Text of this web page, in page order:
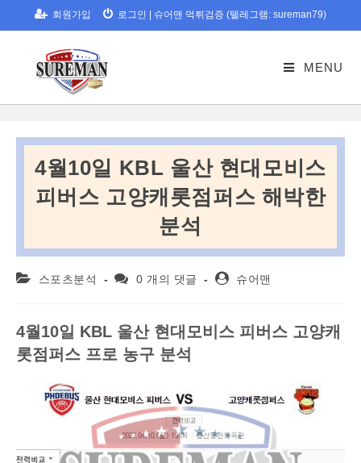
to
회원가입 로그인 슈어맨 먹튀검증 (텔레그램: sureman79)
MENU
4월10일 KBL 울산 현대모비스
피버스 고양캐롯점퍼스 해박한
분석
Post 스포츠분석
Post0 개의 댓글
Post슈어맨
4월10일 KBL 울산 현대모비스 피버스 고양캐
롯점퍼스 프로 농구 분석